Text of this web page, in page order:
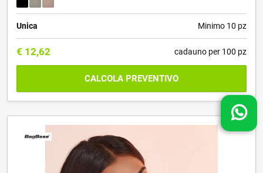
Unica Minimo 10 pz
€ 12,62 cadauno per 100 pz
CALCOLA PREVENTIVO